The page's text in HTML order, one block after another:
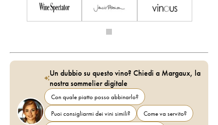
Un dubbio su questo vino? Chiedi a Margaux, la
nostra sommelier digitale
Con quale piatto posso abbinarlo?
Puoi consigliarmi dei vini simili?
Come va servito?